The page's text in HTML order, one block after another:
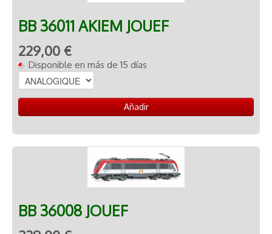
BB 36011 AKIEM JOUEF
229,00 €
Disponible en más de 15 días
Añadir
BB 36008 JOUEF